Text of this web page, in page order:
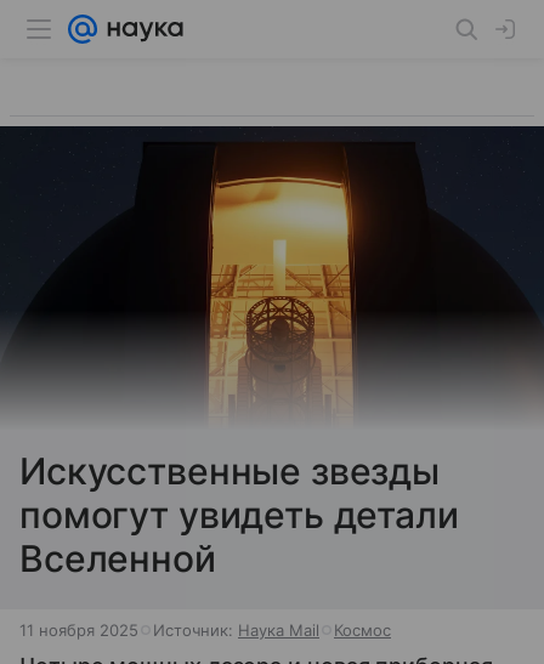
Искусственные звезды
помогут увидеть детали
Вселенной
11 ноября 2025 Источник: Наука Mail Космос